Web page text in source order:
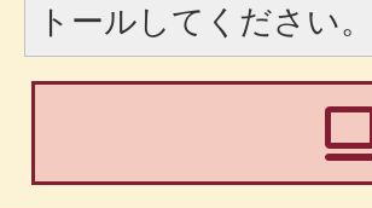
トールしてください。